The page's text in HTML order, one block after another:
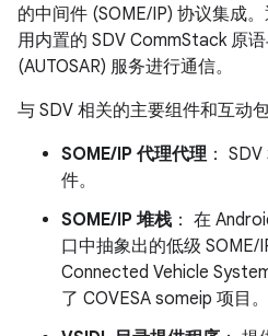
的中间件 (SOME/IP) 协议集成
用内置的 SDV CommStack 原
(AUTOSAR) 服务进行通信。
与 SDV 相关的主要组件和互动包
SOME/IP 代理代理：
件。
SOME/IP 堆栈 ： 在
口中抽象出的低级 SOME/
Connected Vehicle
了 COVESA someip 项目。